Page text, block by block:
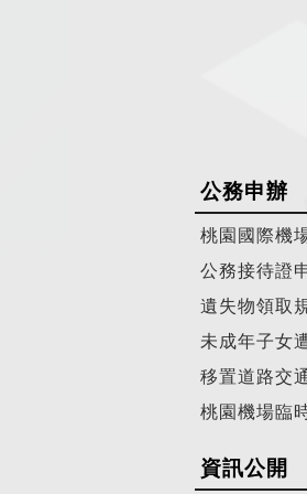
公務申辦
桃園國際機
公務接待證
遺失物領取
未成年子女
移置道路交
桃園機場臨
資訊公開